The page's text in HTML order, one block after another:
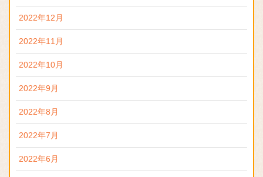
2022年12月
2022年11月
2022年10月
2022年9月
2022年8月
2022年7月
2022年6月